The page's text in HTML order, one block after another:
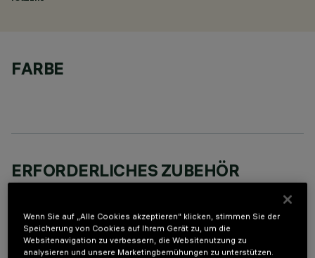
FARBE
ERFORDERLICHES ZUBEHÖR
Um das Produkt ordnungsgemäß zu installieren und zu betreiben, muss eines der erforderlichen
Wenn Sie auf „Alle Cookies akzeptieren“ klicken, stimmen Sie der
Speicherung von Cookies auf Ihrem Gerät zu, um die
Websitenavigation zu verbessern, die Websitenutzung zu
analysieren und unsere Marketingbemühungen zu unterstützen.